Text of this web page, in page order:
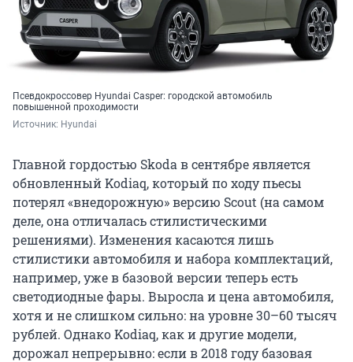
Псевдокроссовер Hyundai Casper: городской автомобиль
повышенной проходимости
Источник: Hyundai
Главной гордостью Skoda в сентябре является
обновленный Kodiaq, который по ходу пьесы
потерял «внедорожную» версию Scout (на самом
деле, она отличалась стилистическими
решениями). Изменения касаются лишь
стилистики автомобиля и набора комплектаций,
например, уже в базовой версии теперь есть
светодиодные фары. Выросла и цена автомобиля,
хотя и не слишком сильно: на уровне 30–60 тысяч
рублей. Однако Kodiaq, как и другие модели,
дорожал непрерывно: если в 2018 году базовая